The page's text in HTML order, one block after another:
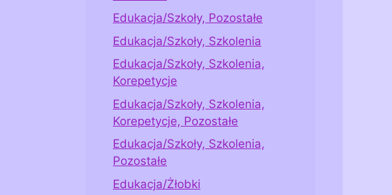
Edukacja/Szkoły, Pozostałe
Edukacja/Szkoły, Szkolenia
Edukacja/Szkoły, Szkolenia,
Korepetycje
Edukacja/Szkoły, Szkolenia,
Korepetycje, Pozostałe
Edukacja/Szkoły, Szkolenia,
Pozostałe
Edukacja/Żłobki